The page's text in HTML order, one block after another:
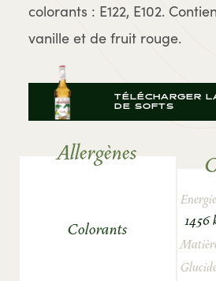
colorants : E122, E102.
vanille et de fruit rouge.
TÉLÉCHARGER
DE SOFTS
Allergènes
Colorants
1456